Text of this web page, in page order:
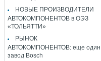
НОВЫЕ ПРОИЗВОДИТЕЛИ
АВТОКОМПОНЕНТОВ в ОЭЗ
«ТОЛЬЯТТИ»
РЫНОК
АВТОКОМПОНЕНТОВ: еще один
завод Bosch